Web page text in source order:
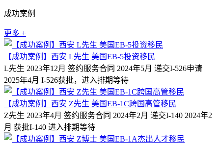
成功案例
更多 +
【成功案例】西安 L先生 美国EB-5投资移民
L先生 2023年12月 签约服务合同 2024年5月 递交I-526申请
2025年4月 I-526获批，进入排期等待
【成功案例】西安 Z先生 美国EB-1C跨国高管移民
Z先生 2023年4月 签约服务合同 2024年2月 递交I-140 2024年2
月 获批I-140 进入排期等待